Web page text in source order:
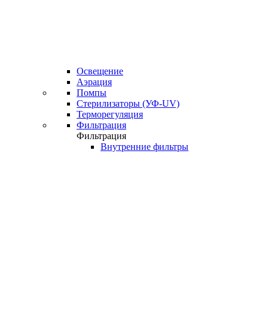
Освещение
Аэрация
Помпы
Стерилизаторы (УФ-UV)
Терморегуляция
Фильтрация
Фильтрация
Внутренние фильтры